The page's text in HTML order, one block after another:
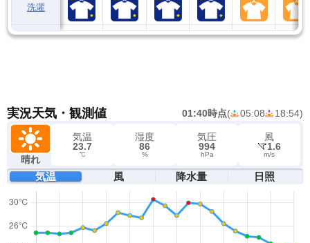
洗濯
実況天気・観測値 01:40時点( 05:08 18:54)
晴れ
気温
23.7
℃
湿度
86
%
気圧
994
hPa
風
1.6
m/s
気温 風 降水量 日照